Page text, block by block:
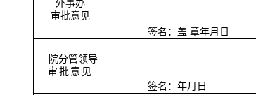
外事办
审批意见
签名： 盖 章年月 日
院分管领导
审批意见
签名： 年月 日